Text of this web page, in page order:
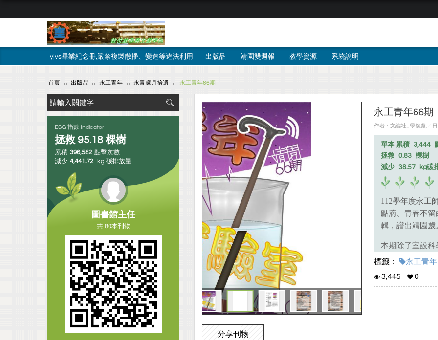
yjvs畢業紀念冊,嚴禁複製散播、變造等違法利用 出版品 靖園雙週報 教學資源 系統說明
首頁 出版品 永工青年 永青歲月拾遺 永工青年66期
永工青年66期
作者：文編社_學務處╱
單本 累積 3,444
拯救 0.83 棵樹
減少 38.57 kg碳
112學年度永工
點滴、青春不
輯，譜出靖園歲
本期除了室設
長；國際會客室
著校園學習生
標籤：
永工青年
3,445
0
分享刊物
ESG 指數 Indicator
拯救 95.18 棵樹
累積 396,582 點擊次數
減少 4,441.72 kg 碳排放量
圖書館主任
共 80本刊物